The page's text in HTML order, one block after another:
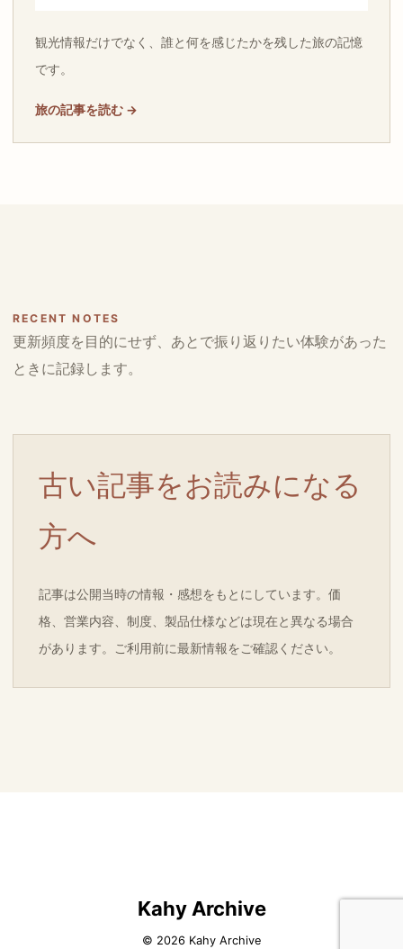
観光情報だけでなく、誰と何を感じたかを残した旅の記憶
です。
旅の記事を読む →
RECENT NOTES
更新頻度を目的にせず、あとで振り返りたい体験があった
ときに記録します。
古い記事をお読みになる
方へ
記事は公開当時の情報・感想をもとにしています。価
格、営業内容、制度、製品仕様などは現在と異なる場合
があります。ご利用前に最新情報をご確認ください。
Kahy Archive
© 2026 Kahy Archive